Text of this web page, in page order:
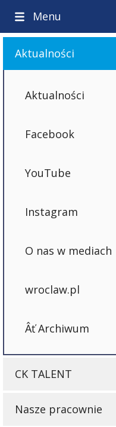
Menu
Aktualności
Aktualności
Facebook
YouTube
Instagram
O nas w mediach
wroclaw.pl
Archiwum
CK TALENT
Nasze pracownie